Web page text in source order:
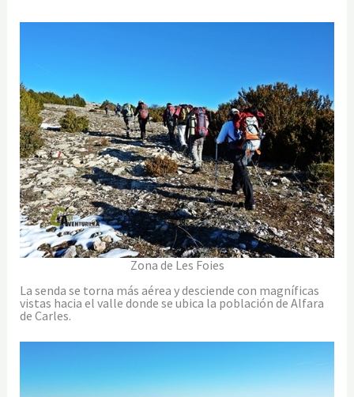
Zona de Les Foies
La senda se torna más aérea y desciende con magníficas
vistas hacia el valle donde se ubica la población de Alfara
de Carles.